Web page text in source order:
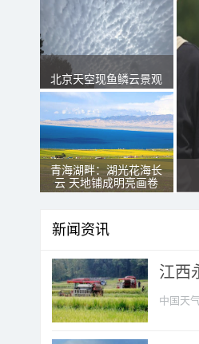
北京天空现鱼鳞云景观
青海湖畔：湖光花海长
云 天地铺成明亮画卷
新闻资讯
江西
中国天